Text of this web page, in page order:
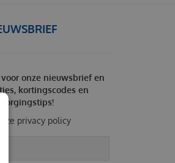
onze nieuwsbrief en
kortingscodes en
privacy policy